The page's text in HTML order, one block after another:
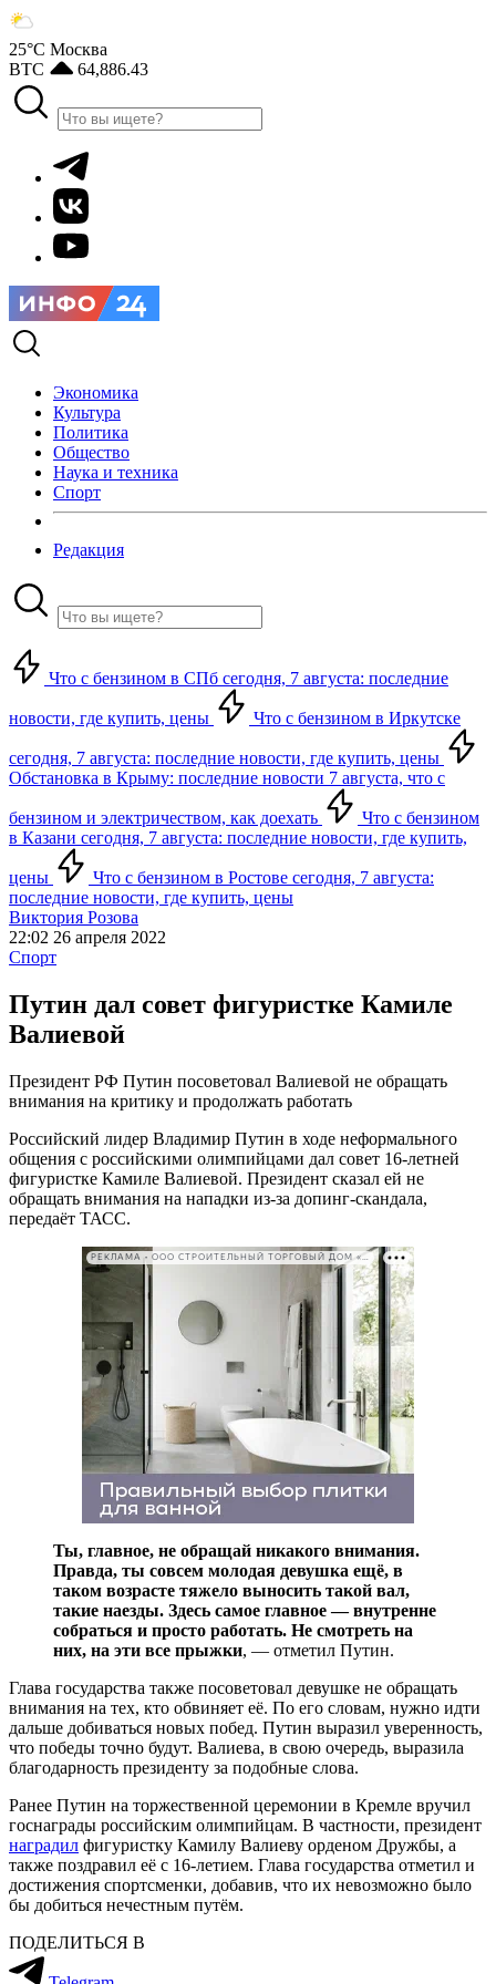
25°С Москва
BTC
64,886.43
Экономика
Культура
Политика
Общество
Наука и техника
Спорт
Редакция
Что с бензином в СПб сегодня, 7 августа: последние
новости, где купить, цены Что с бензином в Иркутске
сегодня, 7 августа: последние новости, где купить, цены
Обстановка в Крыму: последние новости 7 августа, что с
бензином и электричеством, как доехать
Что с бензином
в Казани сегодня, 7 августа: последние новости, где купить,
цены
Что с бензином в Ростове сегодня, 7 августа:
последние новости, где купить, цены
Виктория Розова
22:02 26 апреля 2022
Спорт
Путин дал совет фигуристке Камиле
Валиевой
Президент РФ Путин посоветовал Валиевой не обращать
внимания на критику и продолжать работать
Российский лидер Владимир Путин в ходе неформального
общения с российскими олимпийцами дал совет 16-летней
фигуристке Камиле Валиевой. Президент сказал ей не
обращать внимания на нападки из-за допинг-скандала,
передаёт ТАСС.
РЕКЛАМА • ООО СТРОИТЕЛЬНЫЙ ТОРГОВЫЙ ДОМ «ПЕТРОВИЧ». ИНН: 7802348846
Ты, главное, не обращай никакого внимания.
Правда, ты совсем молодая девушка ещё, в
таком возрасте тяжело выносить такой вал,
такие наезды. Здесь самое главное — внутренне
собраться и просто работать. Не смотреть на
них, на эти все прыжки, — отметил Путин.
Глава государства также посоветовал девушке не обращать
внимания на тех, кто обвиняет её. По его словам, нужно идти
дальше добиваться новых побед. Путин выразил уверенность,
что победы точно будут. Валиева, в свою очередь, выразила
благодарность президенту за подобные слова.
Ранее Путин на торжественной церемонии в Кремле вручил
госнаграды российским олимпийцам. В частности, президент
наградил фигуристку Камилу Валиеву орденом Дружбы, а
также поздравил её с 16-летием. Глава государства отметил и
достижения спортсменки, добавив, что их невозможно было
бы добиться нечестным путём.
ПОДЕЛИТЬСЯ В